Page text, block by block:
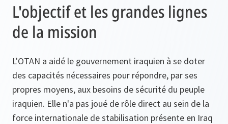
L'objectif et les grandes lignes
de la mission
L'OTAN a aidé le gouvernement iraquien à se doter
des capacités nécessaires pour répondre, par ses
propres moyens, aux besoins de sécurité du peuple
iraquien. Elle n'a pas joué de rôle direct au sein de la
force internationale de stabilisation présente en Iraq